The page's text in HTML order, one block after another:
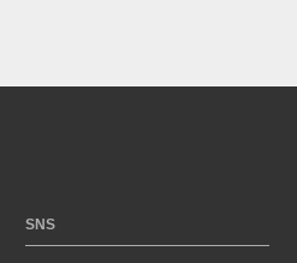
SNS